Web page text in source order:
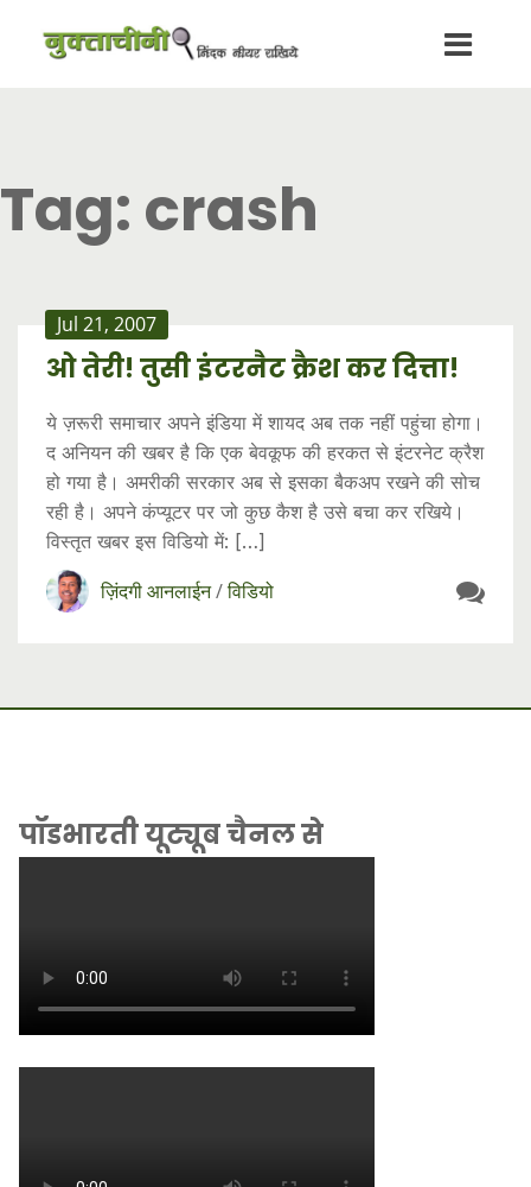
Tag: crash
Jul 21, 2007
ओ तेरी! तुसी इंटरनैट क्रैश कर दित्ता!
ये ज़रूरी समाचार अपने इंडिया में शायद अब तक नहीं पहुंचा होगा।
द अनियन की खबर है कि एक बेवकूफ की हरकत से इंटरनेट क्रैश
हो गया है। अमरीकी सरकार अब से इसका बैकअप रखने की सोच
रही है। अपने कंप्यूटर पर जो कुछ कैश है उसे बचा कर रखिये।
विस्तृत खबर इस विडियो में: […]
ज़िंदगी आनलाईन/विडियो
पॉडभारती यूट्यूब चैनल से